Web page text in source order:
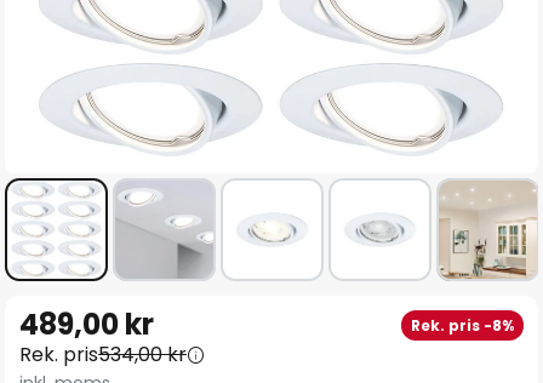
till
början
489,00 kr Rek. pris -8%
Rek. pris534,00 kr